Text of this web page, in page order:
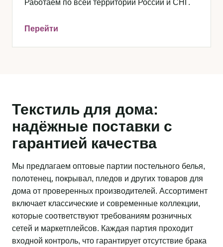
Работаем по всей территории России и СНГ.
Перейти
Текстиль для дома:
надёжные поставки с
гарантией качества
Мы предлагаем оптовые партии постельного белья,
полотенец, покрывал, пледов и других товаров для
дома от проверенных производителей. Ассортимент
включает классические и современные коллекции,
которые соответствуют требованиям розничных
сетей и маркетплейсов. Каждая партия проходит
входной контроль, что гарантирует отсутствие брака